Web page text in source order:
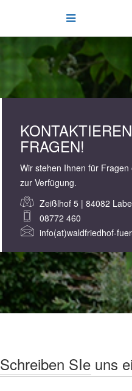
FRAGEN!
Wir stehen Ihnen für
zur Verfügung.
Zeißlhof 5 | 84082
08772 460
info(at)waldfriedhof-
Schreiben SIe uns